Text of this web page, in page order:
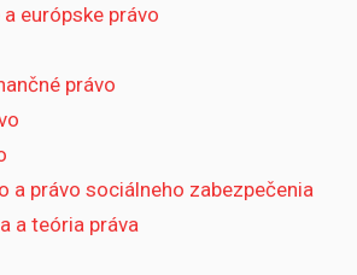
európske právo
právo
a právo sociálneho zabezpečenia
a teória práva